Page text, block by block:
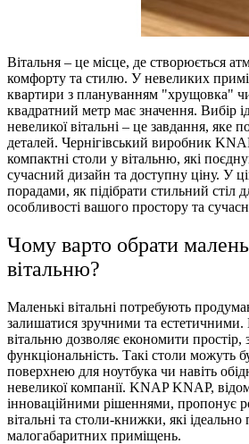
Вітальня – це місце, де створюється
комфорту та стилю. У невеликих
квартири з плануванням "хрущовка" чи
квадратний метр має значення. Вибір
невеликої вітальні – це завдання, яке
деталей. Чернігівський виробник
компактні столи у вітальню, які
сучасний дизайн та доступну ціну. У
порадами, як підібрати стильний стіл
особливості вашого простору та
Чому варто обрати
вітальню?
Маленькі вітальні потребують
залишатися зручними та естетичними.
вітальню дозволяє економити
функціональність. Такі столи можуть
поверхнею для ноутбука чи навіть
невеликої компанії. KNAP KNAP,
інноваційними рішеннями, пропонує
вітальні та столи-книжки, які ідеально
малогабаритних приміщень.